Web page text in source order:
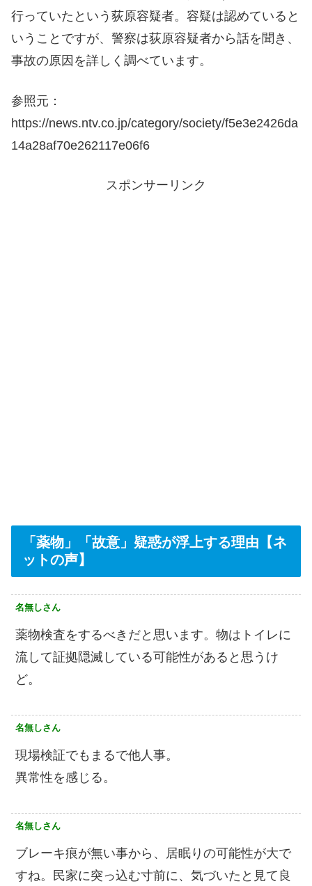
行っていたという荻原容疑者。容疑は認めていると
いうことですが、警察は荻原容疑者から話を聞き、
事故の原因を詳しく調べています。
参照元：
https://news.ntv.co.jp/category/society/f5e3e2426da
14a28af70e262117e06f6
スポンサーリンク
「薬物」「故意」疑惑が浮上する理由【ネ
ットの声】
名無しさん
薬物検査をするべきだと思います。物はトイレに
流して証拠隠滅している可能性があると思うけ
ど。
名無しさん
現場検証でもまるで他人事。
異常性を感じる。
名無しさん
ブレーキ痕が無い事から、居眠りの可能性が大で
すね。民家に突っ込む寸前に、気づいたと見て良